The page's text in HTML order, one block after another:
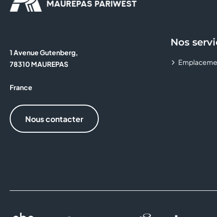
1 Avenue Gutenberg,
78310 MAUREPAS
France
Nous contacter
Nos